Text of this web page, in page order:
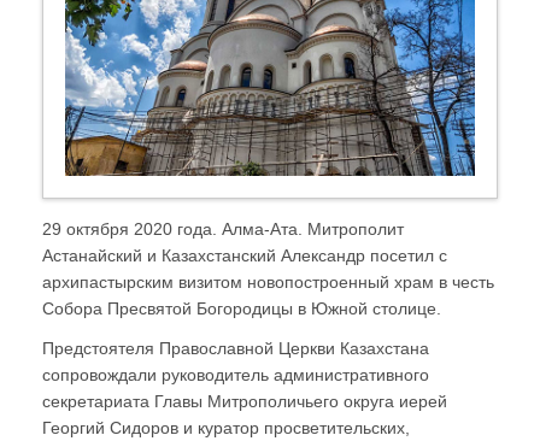
29 октября 2020 года. Алма-Ата. Митрополит
Астанайский и Казахстанский Александр посетил с
архипастырским визитом новопостроенный храм в честь
Собора Пресвятой Богородицы в Южной столице.
Предстоятеля Православной Церкви Казахстана
сопровождали руководитель административного
секретариата Главы Митрополичьего округа иерей
Георгий Сидоров и куратор просветительских,